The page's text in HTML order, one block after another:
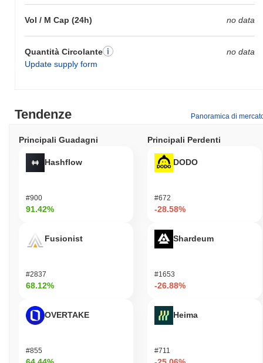
Vol / M Cap (24h) no data
Quantità Circolante
Update supply form
no data
Tendenze Panoramica di
Principali Guadagni
Hashflow
#900
91.42%
Fusionist
#2837
68.12%
OVERTAKE
#855
Principali Perdenti
DODO
#672
-28.58%
Shardeum
#1653
-26.88%
Heima
#711